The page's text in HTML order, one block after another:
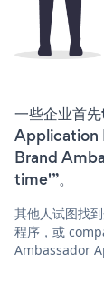
一些企业首
Application
Brand
time'”。
其他人试图找
程序，或
Ambassador